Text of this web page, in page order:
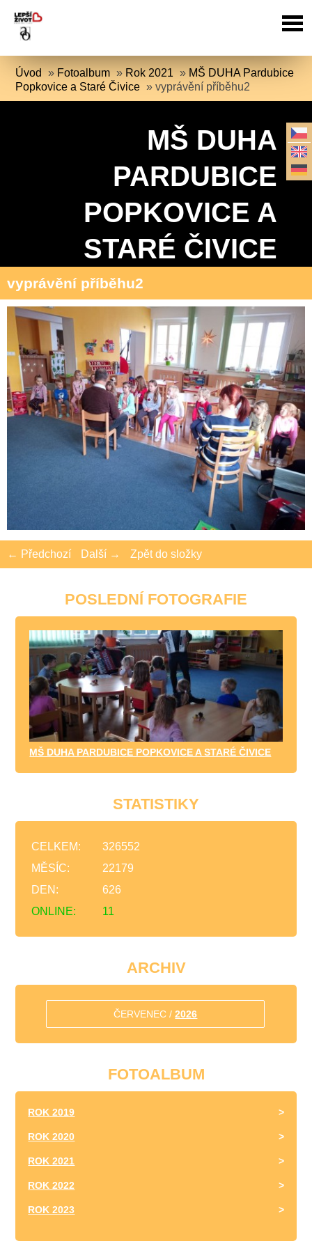
Úvod » Fotoalbum » Rok 2021 » MŠ DUHA Pardubice
Popkovice a Staré Čivice »vyprávění příběhu2
MŠ DUHA
PARDUBICE
POPKOVICE A
STARÉ ČIVICE
vyprávění příběhu2
← Předchozí Další → Zpět do složky
POSLEDNÍ FOTOGRAFIE
MŠ DUHA PARDUBICE POPKOVICE A STARÉ ČIVICE
STATISTIKY
ONLINE: 11
CELKEM:
326552
MĚSÍC:
22179
DEN:
626
ARCHIV
ČERVENEC /2026
FOTOALBUM
ROK 2019
ROK 2020
ROK 2021
ROK 2022
ROK 2023